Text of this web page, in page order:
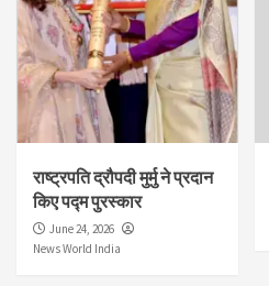
राष्ट्रपति द्रौपदी मुर्मु ने प्रदान
किए पद्म पुरस्कार
June 24, 2026
News World India